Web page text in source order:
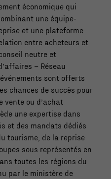
économique qui
une équipe-
et une plateforme
entre acheteurs et
neutre et
– Réseau
sont offerts
chances de succès pour
vente ou d’achat
une expertise dans
et des mandats dédiés
tourisme, de la reprise
sous représentés en
toutes les régions du
par le ministère de